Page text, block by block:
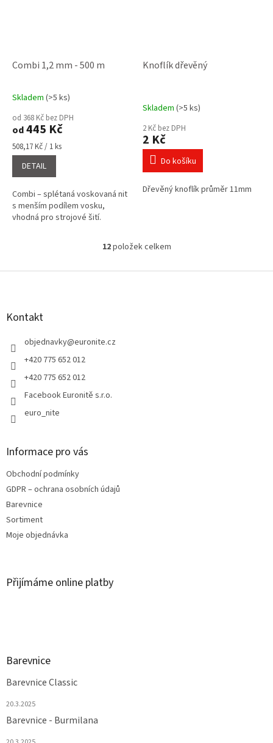
Combi 1,2 mm - 500 m
Průměrné
hodnocení
produktu
je
5,0
z
hvězdiček.
Skladem (>5 ks)
od 368 Kč bez DPH
od445 Kč
Měrná
cena:
508,17 Kč / 1 ks
DETAIL
Combi – splétaná voskovaná nit
s menším podílem vosku,
vhodná pro strojové šití.
Knoflík dřevěný
Skladem (>5 ks)
2 Kč bez DPH
2 Kč
Do košíku
Dřevěný knoflík průměr 11mm
O
l
12položek celkem
Z
Kontakt
objednavky@euronite.cz
+420 775 652 012
+420 775 652 012
Facebook Euronitě s.r.o.
euro_nite
Informace pro vás
Obchodní podmínky
GDPR – ochrana osobních údajů
Barevnice
Sortiment
Moje objednávka
Přijímáme online platby
Barevnice
Barevnice Classic
20.3.2025
Barevnice - Burmilana